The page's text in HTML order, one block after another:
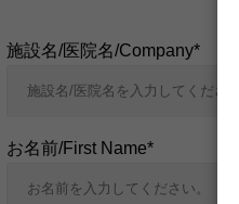
当社では、お客様の個人情報の
施設名/医院名/Company*
お名前/First Name*